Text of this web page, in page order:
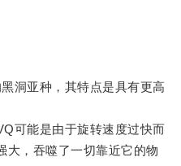
亚种，其特点是具有更高
能是由于旋转速度过快而
大，吞噬了一切靠近它的物